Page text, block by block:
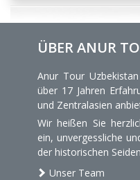
ÜBER ANUR
Anur Tour
über 17 Jahren
und Zentralasien
Wir heißen Sie
ein, unvergessliche
der historischen
Unser Team